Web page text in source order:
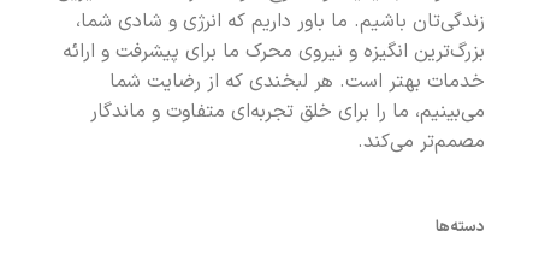
زندگی‌تان باشیم. ما باور داریم که انرژی و شادی شما،
بزرگ‌ترین انگیزه و نیروی محرک ما برای پیشرفت و ارائه
خدمات بهتر است. هر لبخندی که از رضایت شما
می‌بینیم، ما را برای خلق تجربه‌ای متفاوت و ماندگار
مصمم‌تر می‌کند.
دسته‌ها